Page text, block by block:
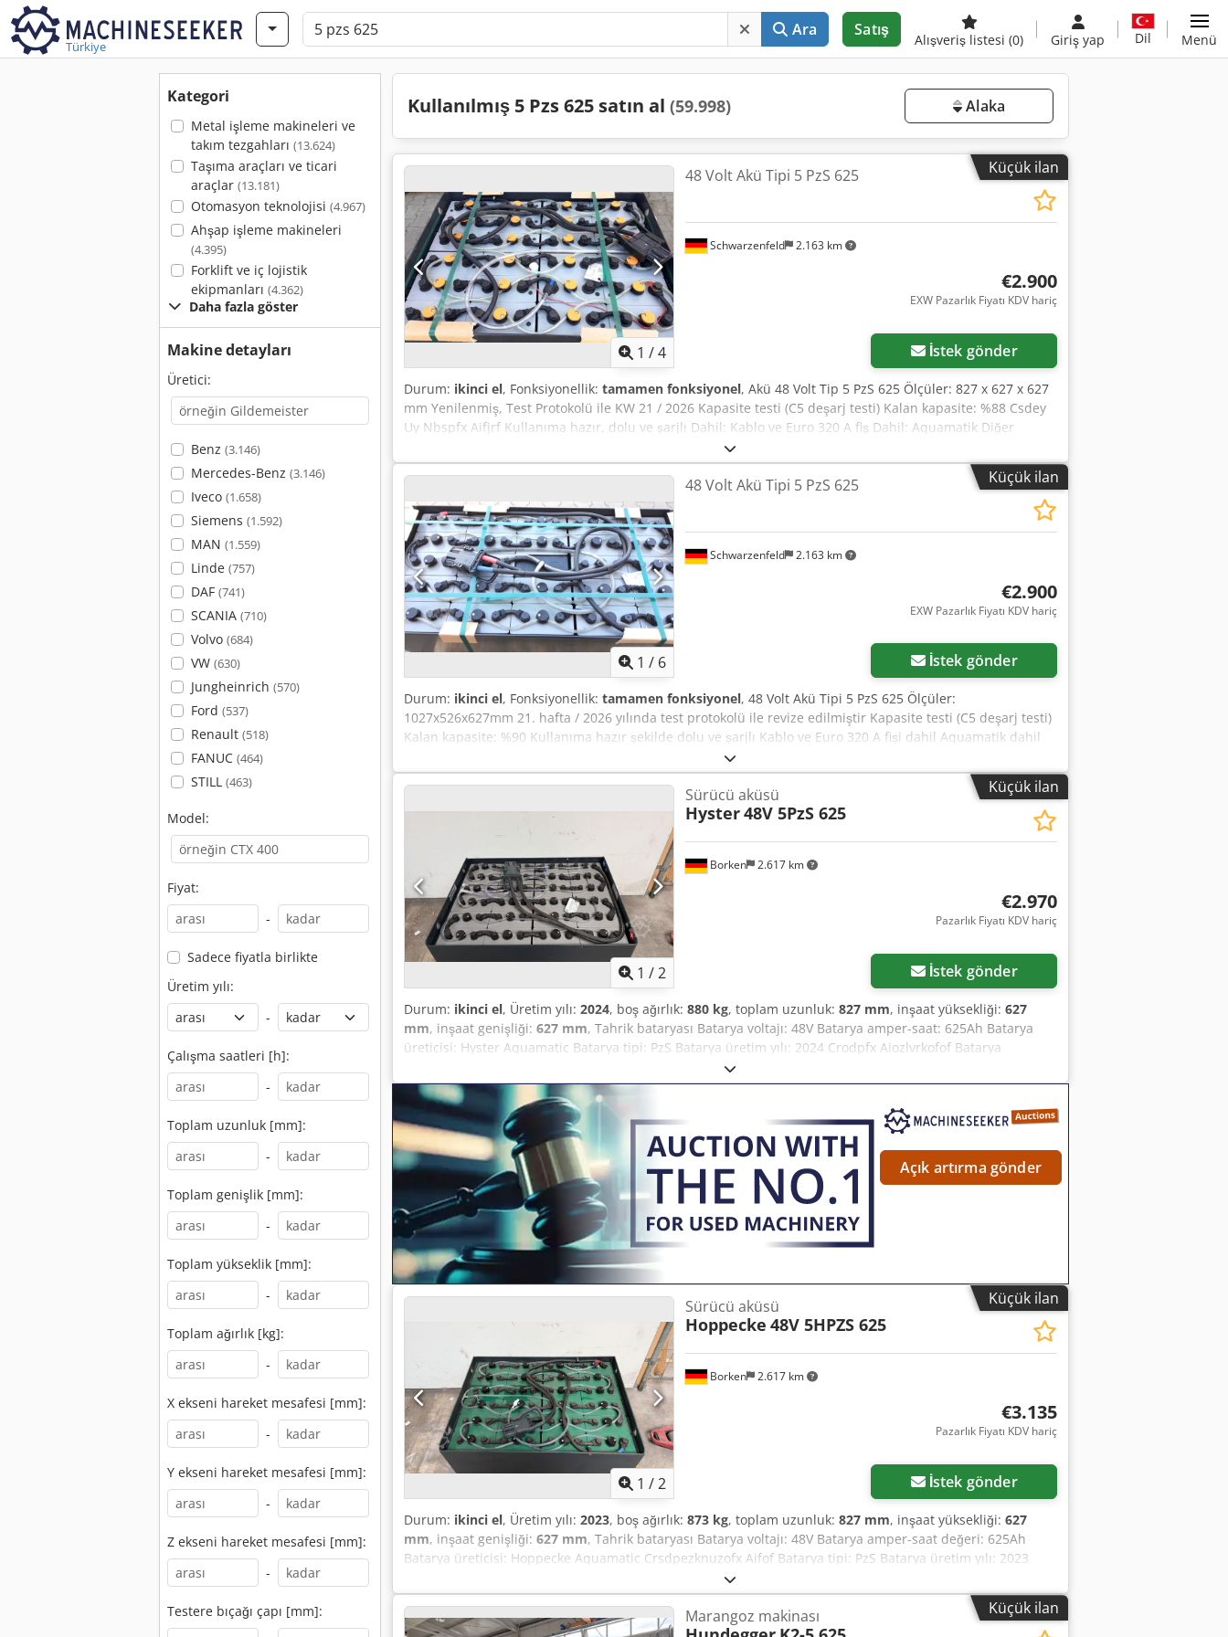
Türkiye
Ara Satış
Alışveriş listesi (0) Giriş yap Dil Menü
Kategori
Metal işleme makineleri ve
takım tezgahları (13.624)
Taşıma araçları ve ticari
araçlar (13.181)
Otomasyon teknolojisi (4.967)
Ahşap işleme makineleri
(4.395)
Forklift ve iç lojistik
ekipmanları (4.362)
Daha fazla göster
Makine detayları
Üretici:
Benz (3.146)
Mercedes-Benz (3.146)
Iveco (1.658)
Siemens (1.592)
MAN (1.559)
Linde (757)
DAF (741)
SCANIA (710)
Volvo (684)
VW (630)
Jungheinrich (570)
Ford (537)
Renault (518)
FANUC (464)
STILL (463)
Model:
Fiyat:
-
Sadece fiyatla birlikte
Üretim yılı:
-
Çalışma saatleri [h]:
-
Toplam uzunluk [mm]:
-
Toplam genişlik [mm]:
-
Toplam yükseklik [mm]:
-
Toplam ağırlık [kg]:
-
X ekseni hareket mesafesi [mm]:
-
Y ekseni hareket mesafesi [mm]:
-
Z ekseni hareket mesafesi [mm]:
-
Testere bıçağı çapı [mm]:
Kullanılmış 5 Pzs 625 satın al (59.998) Alaka
Küçük ilan
1 /4
Schwarzenfeld 2.163 km
48 Volt Akü Tipi 5 PzS 625
€2.900
EXW Pazarlık Fiyatı KDV hariç
İstek gönder
Durum: ikinci el, Fonksiyonellik: tamamen fonksiyonel, Akü 48 Volt Tip 5 PzS 625 Ölçüler: 827 x 627 x 627
mm Yenilenmiş, Test Protokolü ile KW 21 / 2026 Kapasite testi (C5 deşarj testi) Kalan kapasite: %88 Csdey
Uy Nbspfx Aifjrf Kullanıma hazır, dolu ve şarjlı Dahil: Kablo ve Euro 320 A fiş Dahil: Aquamatik Diğer
Küçük ilan
1 / 6
Schwarzenfeld 2.163 km
48 Volt Akü Tipi 5 PzS 625
€2.900
EXW Pazarlık Fiyatı KDV hariç
İstek gönder
Durum: ikinci el, Fonksiyonellik: tamamen fonksiyonel, 48 Volt Akü Tipi 5 PzS 625 Ölçüler:
1027x526x627mm 21. hafta / 2026 yılında test protokolü ile revize edilmiştir Kapasite testi (C5 deşarj testi)
Kalan kapasite: %90 Kullanıma hazır şekilde dolu ve şarjlı Kablo ve Euro 320 A fişi dahil Aquamatik dahil
Crsdpfxsy Uyq Se Aifsf Diğer ebatlar (24V, 48V, 80V) talep üzerine!
Küçük ilan
Daha fazla fotoğraf
1 /2
Borken 2.617 km
Sürücü aküsü
Hyster48V 5PzS 625
€2.970
Pazarlık Fiyatı KDV hariç
İstek gönder
Durum: ikinci el, Üretim yılı: 2024, boş ağırlık: 880 kg, toplam uzunluk: 827 mm, inşaat yüksekliği: 627
mm, inşaat genişliği: 627 mm, Tahrik bataryası Batarya voltajı: 48V Batarya amper-saat: 625Ah Batarya
üreticisi: Hyster Aquamatic Batarya tipi: PzS Batarya üretim yılı: 2024 Crodpfx Aiozlvrkofof Batarya
Açık artırma gönder
Küçük ilan
Daha fazla fotoğraf
1 /2
Borken 2.617 km
Sürücü aküsü
Hoppecke 48V 5HPZS 625
€3.135
Pazarlık Fiyatı KDV hariç
İstek gönder
Durum: ikinci el, Üretim yılı: 2023, boş ağırlık: 873 kg, toplam uzunluk: 827 mm, inşaat yüksekliği: 627
mm, inşaat genişliği: 627 mm, Tahrik bataryası Batarya voltajı: 48V Batarya amper-saat değeri: 625Ah
Batarya üreticisi: Hoppecke Aquamatic Crsdpezknuzofx Aifof Batarya tipi: PzS Batarya üretim yılı: 2023
Küçük ilan
Marangoz makinası